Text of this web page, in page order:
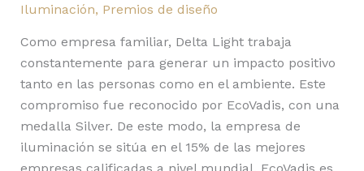
Iluminación, Premios de diseño
Como empresa familiar, Delta Light trabaja
constantemente para generar un impacto positivo
tanto en las personas como en el ambiente. Este
compromiso fue reconocido por EcoVadis, con una
medalla Silver. De este modo, la empresa de
iluminación se sitúa en el 15% de las mejores